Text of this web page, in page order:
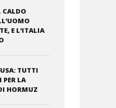
CALDO
E L’ITALIA
TUTTI
PER LA
HORMUZ